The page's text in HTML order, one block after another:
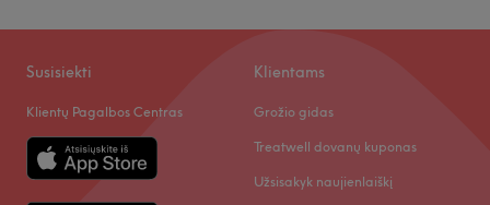
Susisiekti
Klientų Pagalbos Centras
Klientams
Grožio gidas
Treatwell dovanų kuponas
Užsisakyk naujienlaiškį